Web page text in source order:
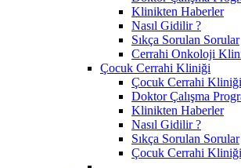
Klinikten Haberler
Nasıl Gidilir ?
Sıkça Sorulan Sorular
Cerrahi Onkoloji
Çocuk Cerrahi Kliniği
Çocuk Cerrahi
Doktor Çalışma
Klinikten Haberler
Nasıl Gidilir ?
Sıkça Sorulan Sorular
Çocuk Cerrahi Kliniği